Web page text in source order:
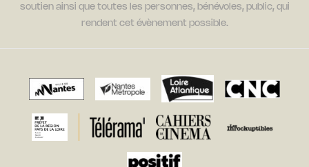
soutien ainsi que toutes les personnes, bénévoles, public, qui
rendent cet évènement possible.